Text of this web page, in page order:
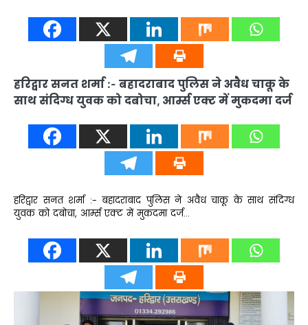
हरिद्वार सनत शर्मा :- बहादराबाद पुलिस ने अवैध चाकू के
साथ संदिग्ध युवक को दबोचा, आर्म्स एक्ट में मुकदमा दर्ज
हरिद्वार सनत शर्मा :- बहादराबाद पुलिस ने अवैध चाकू के साथ संदिग्ध
युवक को दबोचा, आर्म्स एक्ट में मुकदमा दर्ज…